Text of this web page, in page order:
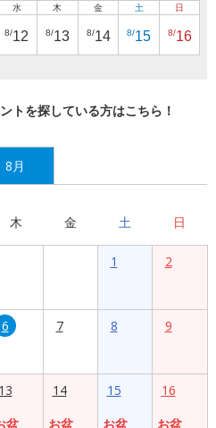
水
8/12
木
8/13
金
8/14
土
8/15
日
8/16
トを探している方はこちら！
8月
木 金 土 日
1 2
6 7 8 9
13
盆
14
お盆
15
お盆
16
お盆